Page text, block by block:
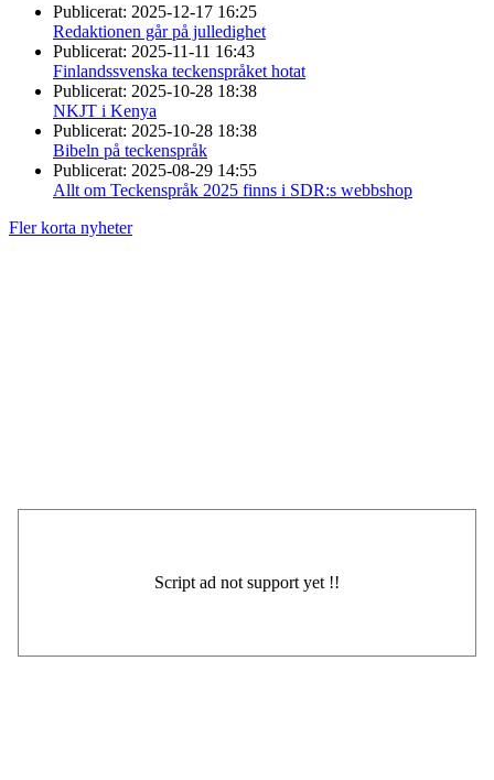
Publicerat: 2025-12-17 16:25
Redaktionen går på julledighet
Publicerat: 2025-11-11 16:43
Finlandssvenska teckenspråket hotat
Publicerat: 2025-10-28 18:38
NKJT i Kenya
Publicerat: 2025-10-28 18:38
Bibeln på teckenspråk
Publicerat: 2025-08-29 14:55
Allt om Teckenspråk 2025 finns i SDR:s webbshop
Fler korta nyheter